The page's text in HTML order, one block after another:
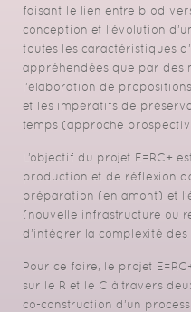
faisant le lien entre
conception et l’évolution
toutes les caractéristiques
appréhendées que par des
l’élaboration de
et les impératifs de
temps (approche
L’objectif du projet E=RC+
production et de réflexion
préparation (en amont) et
(nouvelle infrastructure ou
d’intégrer la complexité
Pour ce faire, le projet
sur le R et le C à travers
co-construction d’un